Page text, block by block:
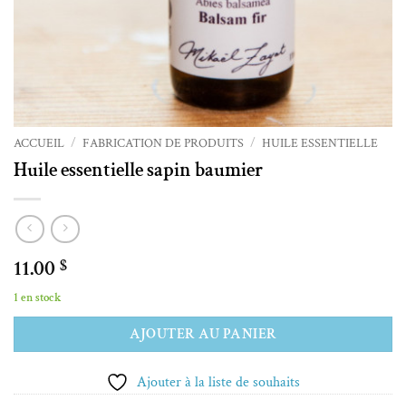
ACCUEIL / FABRICATION DE PRODUITS / HUILE ESSENTIELLE
Huile essentielle sapin baumier
11.00 $
1 en stock
AJOUTER AU PANIER
Ajouter à la liste de souhaits